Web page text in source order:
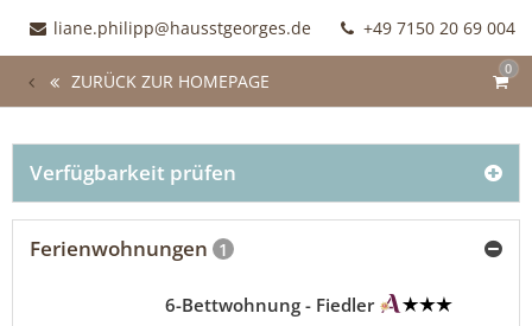
liane.philipp@hausstgeorges.de +49 7150 20 69 004
0
ZURÜCK ZUR HOMEPAGE
Verfügbarkeit prüfen
Ferienwohnungen 1
6-Bettwohnung - Fiedler